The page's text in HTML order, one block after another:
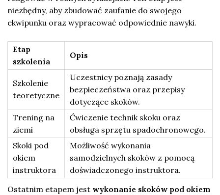
niezbędny, aby zbudować zaufanie do swojego
ekwipunku oraz wypracować odpowiednie nawyki.
Etap
szkolenia
Opis
Szkolenie
teoretyczne
Uczestnicy poznają zasady
bezpieczeństwa oraz przepisy
dotyczące skoków.
Trening na
ziemi
Ćwiczenie technik skoku oraz
obsługa sprzętu spadochronowego.
Skoki pod
okiem
instruktora
Możliwość wykonania
samodzielnych skoków z pomocą
doświadczonego instruktora.
Ostatnim etapem jest wykonanie skoków pod okiem